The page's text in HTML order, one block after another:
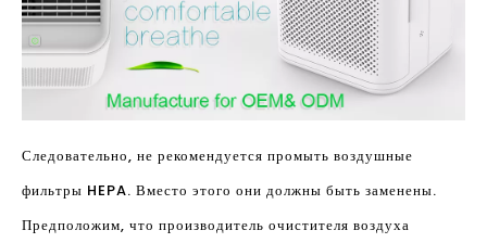
Следовательно, не рекомендуется промыть воздушные
фильтры HEPA. Вместо этого они должны быть заменены.
Предположим, что производитель очистителя воздуха